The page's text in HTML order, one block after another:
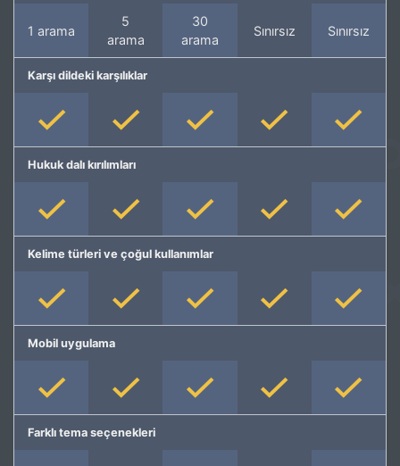
1 arama
5
arama
30
arama
Sınırsız Sınırsız
Karşı dildeki karşılıklar
Hukuk dalı kırılımları
Kelime türleri ve çoğul kullanımlar
Mobil uygulama
Farklı tema seçenekleri